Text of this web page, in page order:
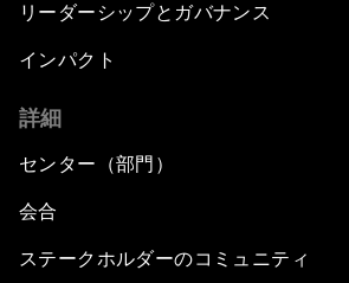
リーダーシップとガバナンス
インパクト
詳細
センター（部門）
会合
ステークホルダーのコミュニティ